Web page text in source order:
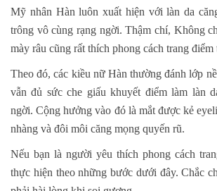
Mỹ nhân Hàn luôn xuất hiện với làn da
trông vô cùng rạng ngời. Thậm chí, Không
mày râu cũng rất thích phong cách trang điểm
Theo đó, các kiều nữ Hàn thường đánh lớp
vẫn đủ sức che giấu khuyết điểm làm làn
ngời. Cộng hưởng vào đó là mắt được kẻ
nhàng và đôi môi căng mọng quyến rũ.
Nếu bạn là người yêu thích phong cách
thực hiện theo những bước dưới đây. Chắc